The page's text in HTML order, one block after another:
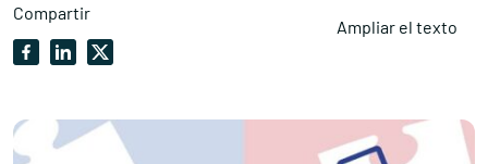
Compartir
Ampliar el texto